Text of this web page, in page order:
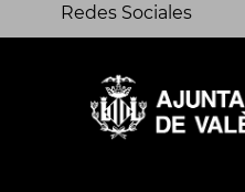
Redes Sociales